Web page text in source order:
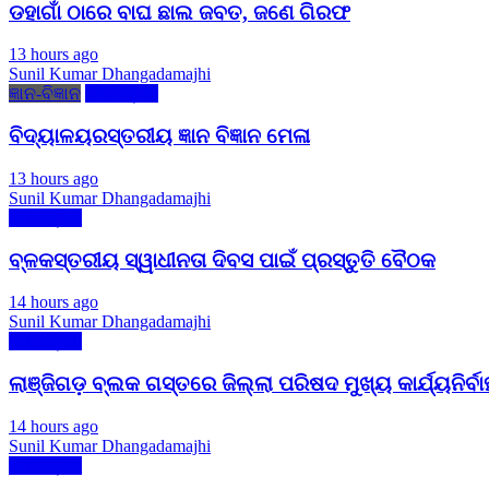
ଡହାଗାଁ ଠାରେ ବାଘ ଛାଲ ଜବତ, ଜଣେ ଗିରଫ
13 hours ago
Sunil Kumar Dhangadamajhi
ଜ୍ଞାନ-ବିଜ୍ଞାନ
ବିଦ୍ୟାଳୟରସ୍ତରୀୟ ଜ୍ଞାନ ବିଜ୍ଞାନ ମେଳା
13 hours ago
Sunil Kumar Dhangadamajhi
ବ୍ଳକସ୍ତରୀୟ ସ୍ୱାଧୀନତା ଦିବସ ପାଇଁ ପ୍ରସ୍ତୁତି ବୈଠକ
14 hours ago
Sunil Kumar Dhangadamajhi
ଲାଞ୍ଜିଗଡ଼ ବ୍ଲକ ଗସ୍ତରେ ଜିଲ୍ଲା ପରିଷଦ ମୁଖ୍ୟ
14 hours ago
Sunil Kumar Dhangadamajhi